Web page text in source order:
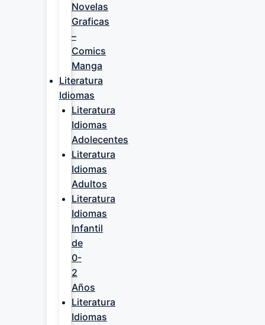
Novelas
Graficas
–
Comics
Manga
Literatura
Idiomas
Literatura
Idiomas
Adolecentes
Literatura
Idiomas
Adultos
Literatura
Idiomas
Infantil
de
0-
2
Años
Literatura
Idiomas